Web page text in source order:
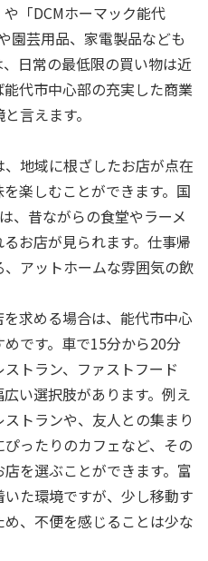
「DCMホーマック能代
園芸用品、家電製品なども
日常の最低限の買い物は近
代市中心部の充実した商業
言えます。
地域に根ざしたお店が点在
楽しむことができます。国
、昔ながらの食堂やラーメ
お店が見られます。仕事帰
アットホームな雰囲気の飲
求める場合は、能代市中心
です。車で15分から20分
トラン、ファストフード
い選択肢があります。例え
トランや、友人との集まり
ったりのカフェなど、その
を選ぶことができます。富
た環境ですが、少し移動す
、不便を感じることは少な